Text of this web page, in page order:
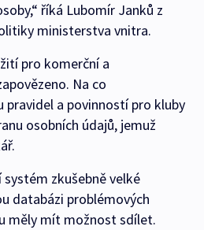
říká Lubomír Janků z
ministerstva vnitra.
pro komerční a
Na co
pravidel a povinností pro kluby
osobních údajů, jemuž
zkušebně velké
databázi problémových
měly mít možnost sdílet.